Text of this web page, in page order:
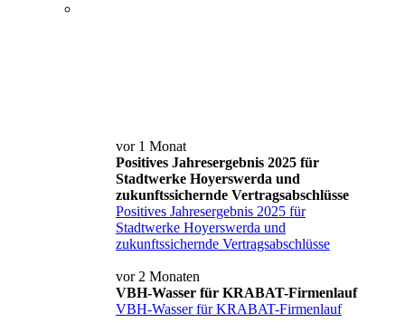
vor 1 Monat
Positives Jahresergebnis 2025 für
Stadtwerke Hoyerswerda und
zukunftssichernde Vertragsabschlüsse
Positives Jahresergebnis 2025 für
Stadtwerke Hoyerswerda und
zukunftssichernde Vertragsabschlüsse
vor 2 Monaten
VBH-Wasser für KRABAT-Firmenlauf
VBH-Wasser für KRABAT-Firmenlauf